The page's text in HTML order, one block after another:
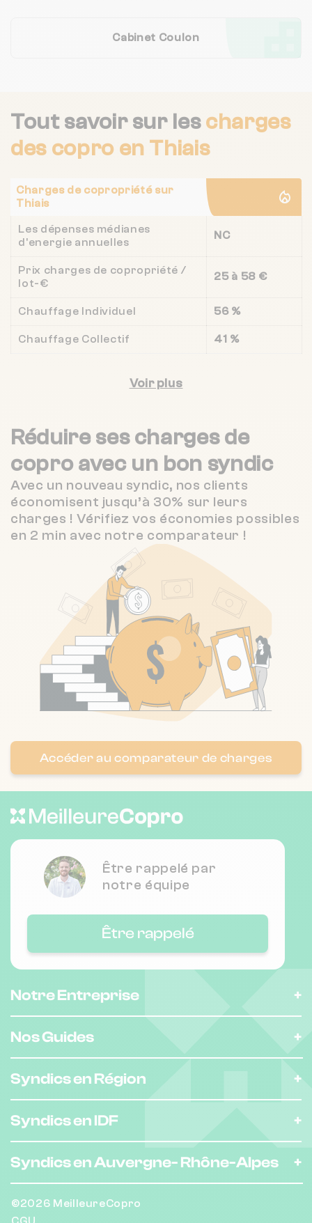
Cabinet Coulon
Tout savoir sur lescharges
des coproen Thiais
Charges de copropriété sur
Thiais
Les dépenses médianes
d'energie annuelles
NC
Prix charges de copropriété /
lot-€
25 à 58 €
Chauffage Individuel 56 %
Chauffage Collectif 41 %
Voir plus
Réduire ses charges de
coproavec un bon syndic
Avec un nouveau syndic, nos clients
économisent jusqu’à 30% sur leurs
charges ! Vérifiez vos économies possibles
en 2 min avec notre comparateur !
Accéder au comparateur de charges
Être rappelé par
notre équipe
Être rappelé
Notre Entreprise
Nos Guides
Syndics en Région
Syndics en IDF
Syndics en Auvergne-Rhône-Alpes
©2026 MeilleureCopro